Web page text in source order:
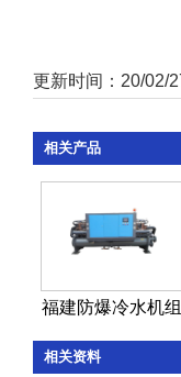
更新时间：20/02/
相关产品
福建防爆冷水机组
相关资料